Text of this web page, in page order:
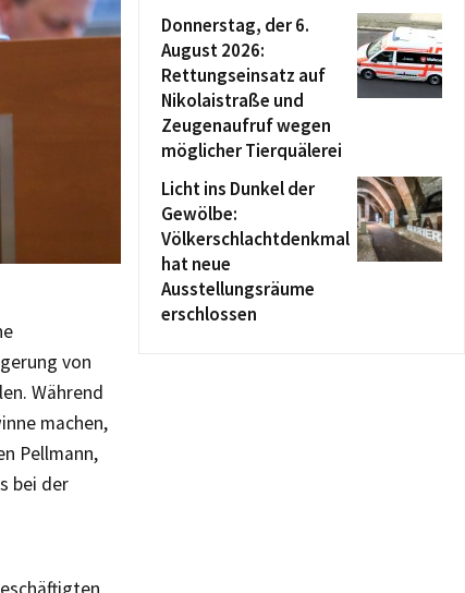
von
Während
machen,
Pellmann,
bei der
Donnerstag, der 6.
August 2026:
Rettungseinsatz auf
Nikolaistraße und
Zeugenaufruf wegen
möglicher Tierquälerei
Licht ins Dunkel der
Gewölbe:
Völkerschlachtdenkmal
hat neue
Ausstellungsräume
erschlossen